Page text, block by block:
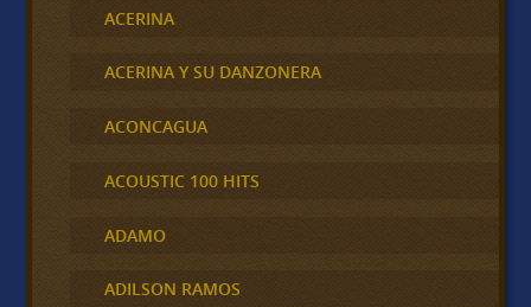
ACERINA
ACERINA Y SU DANZONERA
ACONCAGUA
ACOUSTIC 100 HITS
ADAMO
ADILSON RAMOS